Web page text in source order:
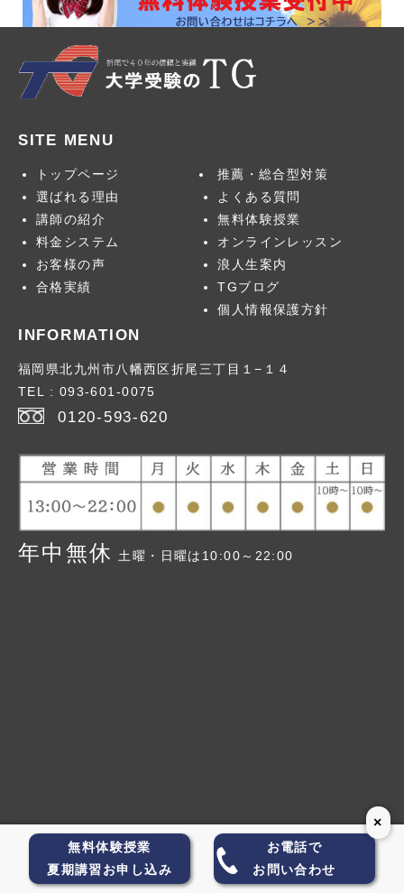
お問合せ
2026年 > 1月号
2026年 > 2月号
2026年>春号
2026年>夏号
卒業生のメッセー
ジ
> 2025年版
> 2024年版
> 2023年版
×
無料体験授業
夏期講習お申し込み
お電話で
お問い合わせ
SITE MENU
トップページ
選ばれる理由
講師の紹介
料金システム
お客様の声
合格実績
推薦・総合型対策
よくある質問
無料体験授業
オンラインレッスン
浪人生案内
TGブログ
個人情報保護方針
INFORMATION
福岡県北九州市八幡西区折尾三丁目１−１４
TEL : 093-601-0075
0120-593-620
年中無休 土曜・日曜は10:00～22:00
Copyright(C) 2009-2026 大学受験のTG All Rights Reserved.